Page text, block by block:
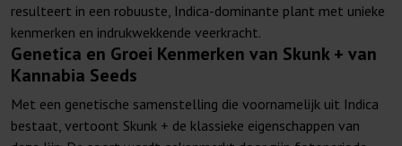
resulteert in een robuuste, Indica-dominante plant met unieke
kenmerken en indrukwekkende veerkracht.
Genetica en Groei Kenmerken van Skunk + van
Kannabia Seeds
Met een genetische samenstelling die voornamelijk uit Indica
bestaat, vertoont Skunk + de klassieke eigenschappen van